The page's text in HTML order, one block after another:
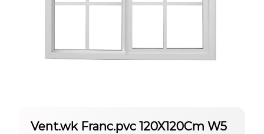
Vent.wk Franc.pvc 120X120Cm W5